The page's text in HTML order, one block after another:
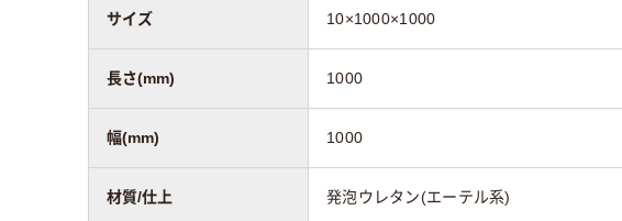
サイズ 10×1000×1000
長さ(mm) 1000
幅(mm) 1000
材質/仕上 発泡ウレタン(エーテル系)